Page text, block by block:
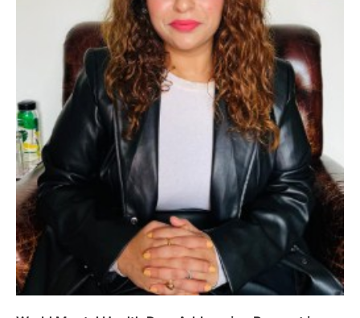
2
*नगर निगम चुनाव से पहले चंडीगढ़ कांग्रेस का संगठन
सृजन अभियान तेज, प्रदेश से लेकर ब्लॉक स्तर तक व्यापक
मंथन
City uday August 10, 2026